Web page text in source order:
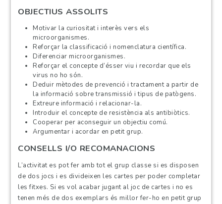
OBJECTIUS ASSOLITS
Motivar la curiositat i interès vers els
microorganismes.
Reforçar la classificació i nomenclatura científica.
Diferenciar microorganismes.
Reforçar el concepte d’ésser viu i recordar que els
virus no ho són.
Deduir mètodes de prevenció i tractament a partir de
la informació sobre transmissió i tipus de patògens.
Extreure informació i relacionar-la.
Introduir el concepte de resistència als antibiòtics.
Cooperar per aconseguir un objectiu comú.
Argumentar i acordar en petit grup.
CONSELLS I/O RECOMANACIONS
L’activitat es pot fer amb tot el grup classe si es disposen
de dos jocs i es divideixen les cartes per poder completar
les fitxes. Si es vol acabar jugant al joc de cartes i no es
tenen més de dos exemplars és millor fer-ho en petit grup